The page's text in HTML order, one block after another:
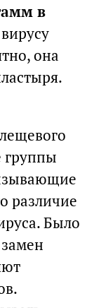
в
она
группы
различие
Было